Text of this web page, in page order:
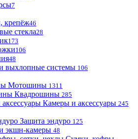
7
крепёж46
стекла28
173
106
48
выхлопные системы 106
Мотошины 1311
Квадрошины 285
Камеры и аксессуары 245
Защита эндуро 125
экшн-камеры 48